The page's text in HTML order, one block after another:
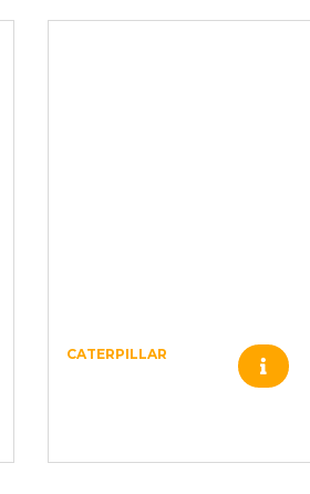
CATERPILLAR